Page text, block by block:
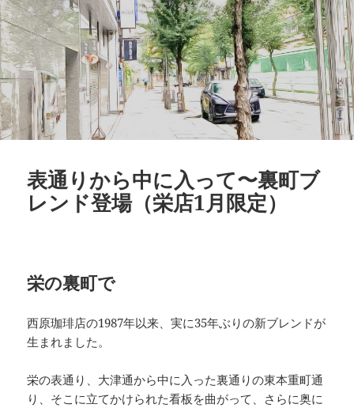
表通りから中に入って〜裏町ブ
レンド登場（栄店1月限定）
栄の裏町で
西原珈琲店の1987年以来、実に35年ぶりの新ブレンドが
生まれました。
栄の表通り、大津通から中に入った裏通りの東本重町通
り、そこに立てかけられた看板を曲がって、さらに奥に